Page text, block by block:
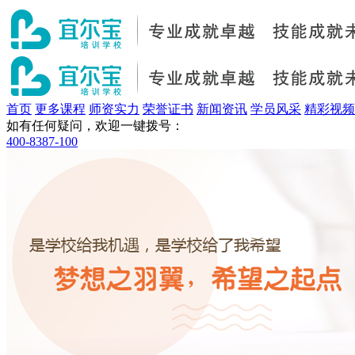
首页 更多课程 师资实力 荣誉证书 新闻资讯 学员风采 精彩视频
如有任何疑问，欢迎一键拨号：
400-8387-100